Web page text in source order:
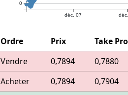
déc. 07
0
Ordre Prix Take
Vendre 0,7894 0,7880
Acheter 0,7894 0,7904